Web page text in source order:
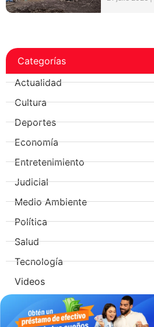
Categorías
Actualidad
Cultura
Deportes
Economía
Entretenimiento
Judicial
Medio Ambiente
Política
Salud
Tecnología
Videos